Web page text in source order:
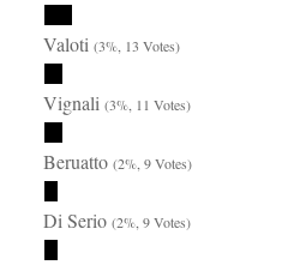
Valoti(3%, 13 Votes)
Vignali(3%, 11 Votes)
Beruatto(2%, 9 Votes)
Di Serio(2%, 9 Votes)